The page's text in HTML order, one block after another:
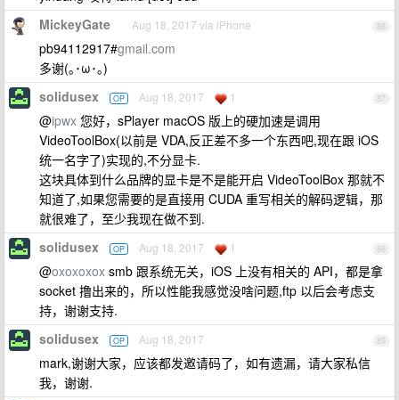
86
MickeyGate Aug 18, 2017 via iPhone
pb94112917#gmail.com
多谢(｡･ω･｡)
87
solidusex OP Aug 18, 2017 1
@ipwx 您好，sPlayer macOS 版上的硬加速是调用
VideoToolBox(以前是 VDA,反正差不多一个东西吧,现在跟 iOS
统一名字了)实现的,不分显卡.
这块具体到什么品牌的显卡是不是能开启 VideoToolBox 那就不
知道了,如果您需要的是直接用 CUDA 重写相关的解码逻辑，那
就很难了，至少我现在做不到.
88
solidusex OP Aug 18, 2017 1
@oxoxoxox smb 跟系统无关，iOS 上没有相关的 API，都是拿
socket 撸出来的，所以性能我感觉没啥问题,ftp 以后会考虑支
持，谢谢支持.
89
solidusex OP Aug 18, 2017
mark,谢谢大家，应该都发邀请码了，如有遗漏，请大家私信
我，谢谢.